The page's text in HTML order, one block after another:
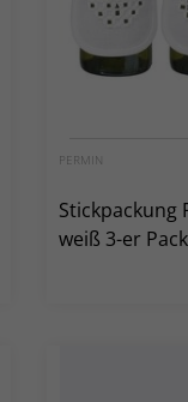
PERMIN
Stickpackung
weiß 3-er Pack